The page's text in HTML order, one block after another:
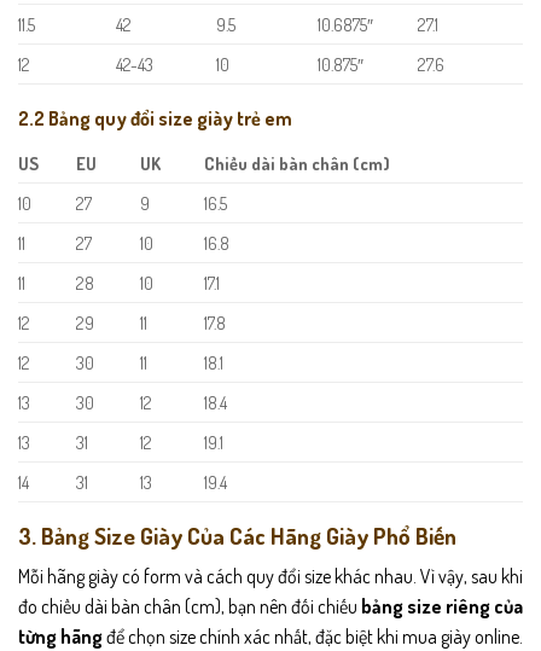
11.5 42 9.5 10.6875″
27.1
12
42-43 10 10.875″ 27.6
2.2 Bảng quy đổi size giày trẻ em
US EU UK
Chiều dài bàn chân (cm)
10
27 9
16.5
11
27 10
16.8
11
28 10
17.1
12
29 11
17.8
12
30 11
18.1
13
30 12
18.4
13
31 12
19.1
14
31 13 19.4
3. Bảng Size Giày Của Các Hãng Giày Phổ Biến
Mỗi hãng giày có form và cách quy đổi size khác nhau. Vì vậy, sau khi
đo chiều dài bàn chân (cm), bạn nên đối chiếu bảng size riêng của
từng hãngđể chọn size chính xác nhất, đặc biệt khi mua giày online.